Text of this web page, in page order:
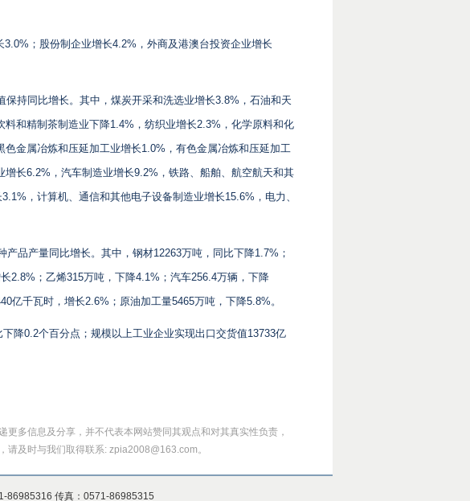
；股份制企业增长4.2%，外商及港澳台投资企业增长
持同比增长。其中，煤炭开采和洗选业增长3.8%，石油和天
和精制茶制造业下降1.4%，纺织业增长2.3%，化学原料和化
金属冶炼和压延加工业增长1.0%，有色金属冶炼和压延加工
长6.2%，汽车制造业增长9.2%，铁路、船舶、航空航天和其
，计算机、通信和其他电子设备制造业增长15.6%，电力、
品产量同比增长。其中，钢材12263万吨，同比下降1.7%；
2.8%；乙烯315万吨，下降4.1%；汽车256.4万辆，下降
亿千瓦时，增长2.6%；原油加工量5465万吨，下降5.8%。
降0.2个百分点；规模以上工业企业实现出口交货值13733亿
多信息及分享，并不代表本网站赞同其观点和对其真实性负责，
及时与我们取得联系: zpia2008@163.com。
86985316 传真：0571-86985315